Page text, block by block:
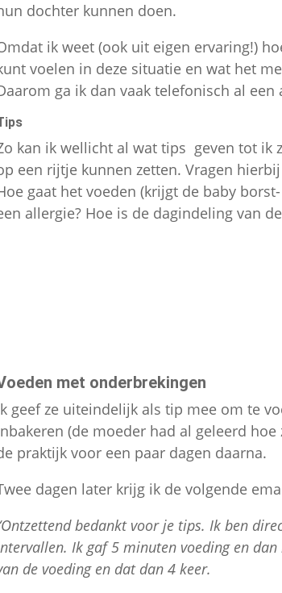
dochter kunnen doen.
ik weet (ook uit eigen ervaring!)
voelen in deze situatie en wat het
ga ik dan vaak telefonisch al
kan ik wellicht al wat tips geven tot ik
een rijtje kunnen zetten. Vragen
gaat het voeden (krijgt de baby
allergie? Hoe is de dagindeling van
met onderbrekingen
geef ze uiteindelijk als tip mee om te
(de moeder had al geleerd
praktijk voor een paar dagen daarna.
dagen later krijg ik de volgende
bedankt voor je tips. Ik ben
Ik gaf 5 minuten voeding en
de voeding en dat dan 4 keer.